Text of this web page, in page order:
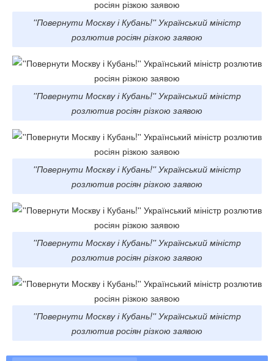
''Повернути Москву і Кубань!'' Український міністр
розлютив росіян різкою заявою
''Повернути Москву і Кубань!'' Український міністр
розлютив росіян різкою заявою
''Повернути Москву і Кубань!'' Український міністр
розлютив росіян різкою заявою
''Повернути Москву і Кубань!'' Український міністр
розлютив росіян різкою заявою
''Повернути Москву і Кубань!'' Український міністр
розлютив росіян різкою заявою